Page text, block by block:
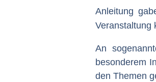
Anleitung
Veranstaltung
An
besonderem
den Themen